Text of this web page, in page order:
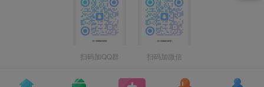
扫码加QQ群 扫码加微信